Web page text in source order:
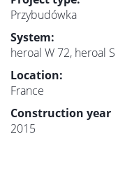
Przybudówka
System:
heroal W 72, heroal S
Location:
France
Construction year
2015